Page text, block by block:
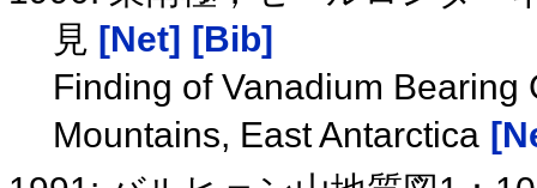
見 [Net] [Bib]
Finding of Vanadium
Mountains, East Antarctica